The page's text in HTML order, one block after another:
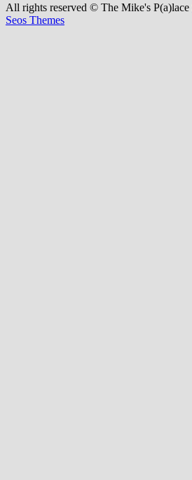
All rights reserved © The Mike's P(a)lace
Seos Themes